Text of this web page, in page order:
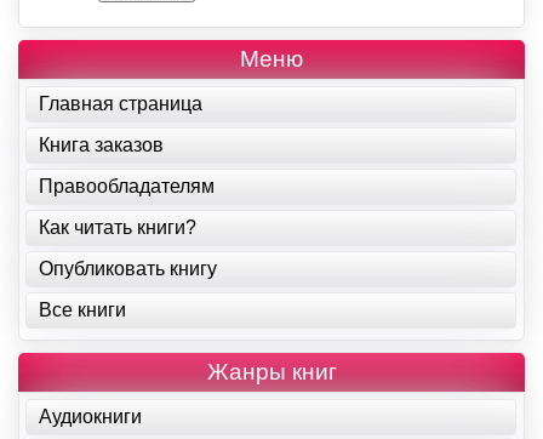
Меню
Главная страница
Книга заказов
Правообладателям
Как читать книги?
Опубликовать книгу
Все книги
Жанры книг
Аудиокниги